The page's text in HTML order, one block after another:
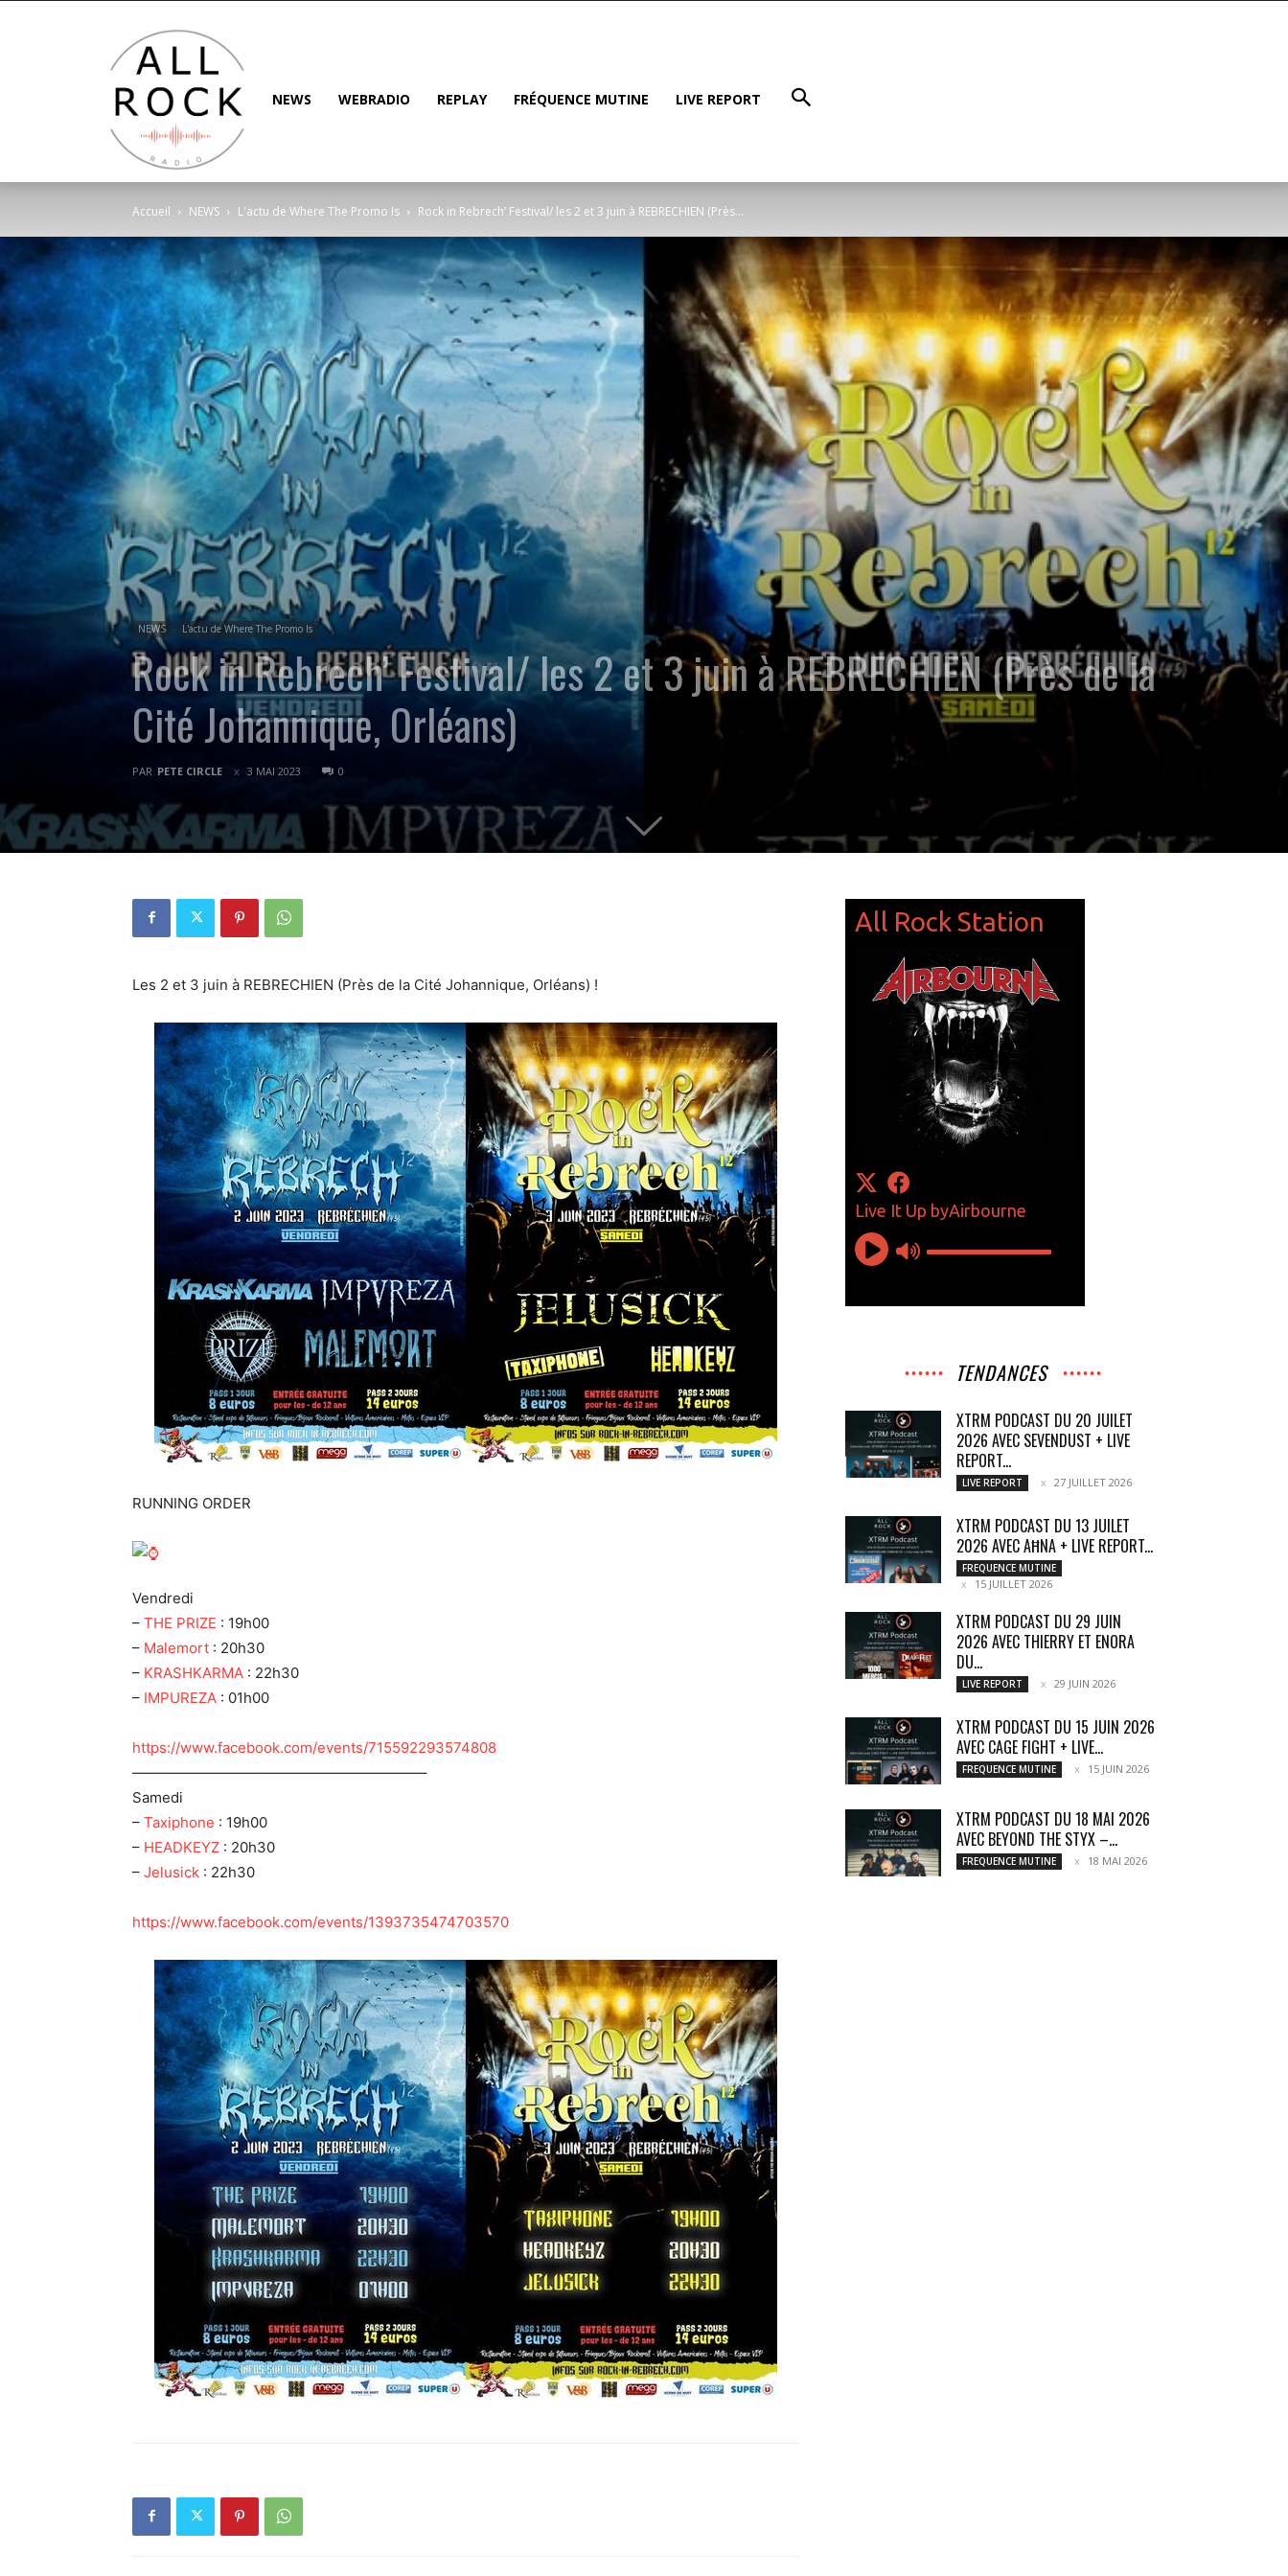
NEWS WEBRADIO REPLAY FRÉQUENCE MUTINE LIVE REPORT
Accueil NEWS L'actu de Where The Promo Is Rock in Rebrech’ Festival/ les 2 et 3 juin à REBRECHIEN (Près...
NEWS L'actu de Where The Promo Is
Rock in Rebrech’ Festival/ les 2 et 3 juin à REBRECHIEN (Près de la
Cité Johannique, Orléans)
PAR PETE CIRCLE 3 MAI 2023 0
Les 2 et 3 juin à REBRECHIEN (Près de la Cité Johannique, Orléans) !
RUNNING ORDER
Vendredi
– THE PRIZE : 19h00
– Malemort : 20h30
– KRASHKARMA : 22h30
– IMPUREZA : 01h00
https://www.facebook.com/events/715592293574808
————————————————————–
Samedi
– Taxiphone : 19h00
– HEADKEYZ : 20h30
– Jelusick : 22h30
https://www.facebook.com/events/1393735474703570
TENDANCES
XTRM PODCAST DU 20 JUILET
2026 AVEC SEVENDUST + LIVE
REPORT...
LIVE REPORT 27 JUILLET 2026
XTRM PODCAST DU 13 JUILET
2026 AVEC AĦNA + LIVE REPORT...
FREQUENCE MUTINE
15 JUILLET 2026
XTRM PODCAST DU 29 JUIN
2026 AVEC THIERRY ET ENORA
DU...
LIVE REPORT 29 JUIN 2026
XTRM PODCAST DU 15 JUIN 2026
AVEC CAGE FIGHT + LIVE...
FREQUENCE MUTINE 15 JUIN 2026
XTRM PODCAST DU 18 MAI 2026
AVEC BEYOND THE STYX –...
FREQUENCE MUTINE 18 MAI 2026